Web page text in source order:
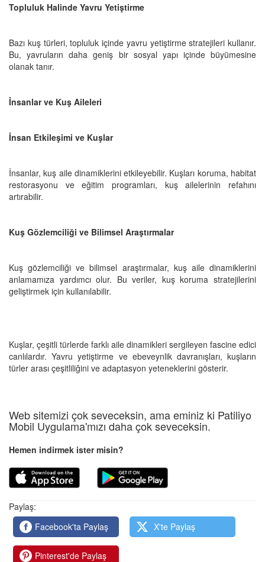
Topluluk Halinde Yavru Yetiştirme
Bazı kuş türleri, topluluk içinde yavru yetiştirme stratejileri kullanır.
Bu, yavruların daha geniş bir sosyal yapı içinde büyümesine
olanak tanır.
İnsanlar ve Kuş Aileleri
İnsan Etkileşimi ve Kuşlar
İnsanlar, kuş aile dinamiklerini etkileyebilir. Kuşları koruma, habitat
restorasyonu ve eğitim programları, kuş ailelerinin refahını
artırabilir.
Kuş Gözlemciliği ve Bilimsel Araştırmalar
Kuş gözlemciliği ve bilimsel araştırmalar, kuş aile dinamiklerini
anlamamıza yardımcı olur. Bu veriler, kuş koruma stratejilerini
geliştirmek için kullanılabilir.
Kuşlar, çeşitli türlerde farklı aile dinamikleri sergileyen fascine edici
canlılardır. Yavru yetiştirme ve ebeveynlik davranışları, kuşların
türler arası çeşitliliğini ve adaptasyon yeteneklerini gösterir.
Web sitemizi çok seveceksin, ama eminiz ki Patiliyo
Mobil Uygulama'mızı daha çok seveceksin.
Hemen indirmek ister misin?
Paylaş:
Facebook'ta Paylaş
X'te Paylaş
Pinterest'de Paylaş